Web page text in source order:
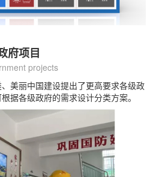
府项目
projects
美丽中国建设提出了更高要求各级政
据各级政府的需求设计分类方案。